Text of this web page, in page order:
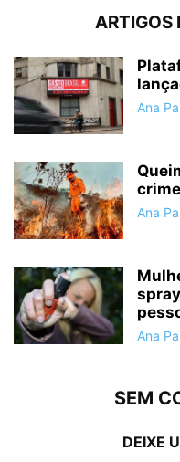
ARTIGOS
Ana
Ana
Ana
SEM
DEIXE